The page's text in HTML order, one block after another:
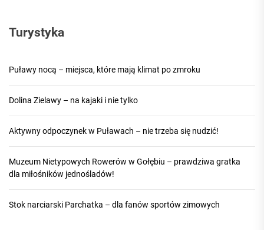
Turystyka
Puławy nocą – miejsca, które mają klimat po zmroku
Dolina Zielawy – na kajaki i nie tylko
Aktywny odpoczynek w Puławach – nie trzeba się nudzić!
Muzeum Nietypowych Rowerów w Gołębiu – prawdziwa gratka
dla miłośników jednośladów!
Stok narciarski Parchatka – dla fanów sportów zimowych